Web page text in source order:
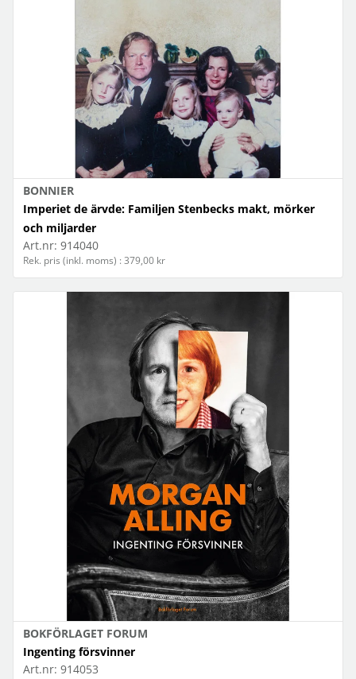
BONNIER
Imperiet de ärvde: Familjen Stenbecks makt, mörker
och miljarder
Art.nr: 914040
Rek. pris (inkl. moms) : 379,00 kr
BOKFÖRLAGET FORUM
Ingenting försvinner
Art.nr: 914053